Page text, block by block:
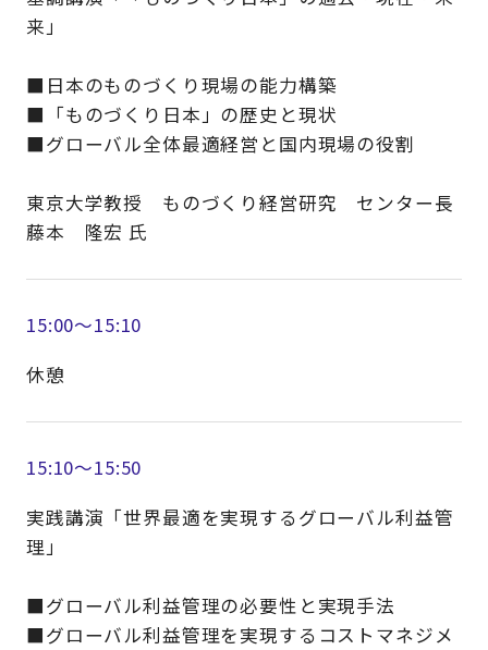
来」
■日本のものづくり現場の能力構築
■「ものづくり日本」の歴史と現状
■グローバル全体最適経営と国内現場の役割
東京大学教授 ものづくり経営研究 センター長
藤本 隆宏 氏
15:00～15:10
休憩
15:10～15:50
実践講演「世界最適を実現するグローバル利益管
理」
■グローバル利益管理の必要性と実現手法
■グローバル利益管理を実現するコストマネジメ